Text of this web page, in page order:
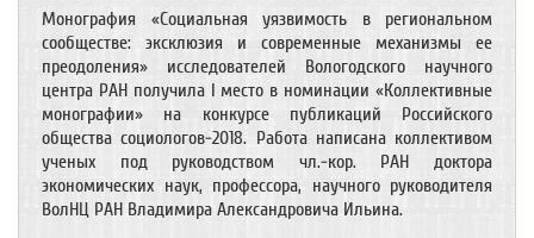
Монография «Социальная уязвимость в региональном
сообществе: эксклюзия и современные механизмы ее
преодоления» исследователей Вологодского научного
центра РАН получила I место в номинации «Коллективные
монографии» на конкурсе публикаций Российского
общества социологов-2018. Работа написана коллективом
ученых под руководством чл.-кор. РАН доктора
экономических наук, профессора, научного руководителя
ВолНЦ РАН Владимира Александровича Ильина.